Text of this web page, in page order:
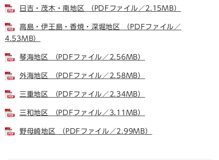
日吉・茂木・南地区 （PDFファイル／2.15MB）
高島・伊王島・香焼・深堀地区 （PDFファイル／
4.53MB）
琴海地区 （PDFファイル／2.56MB）
外海地区 （PDFファイル／2.58MB）
三重地区 （PDFファイル／2.34MB）
三和地区 （PDFファイル／3.11MB）
野母崎地区 （PDFファイル／2.99MB）